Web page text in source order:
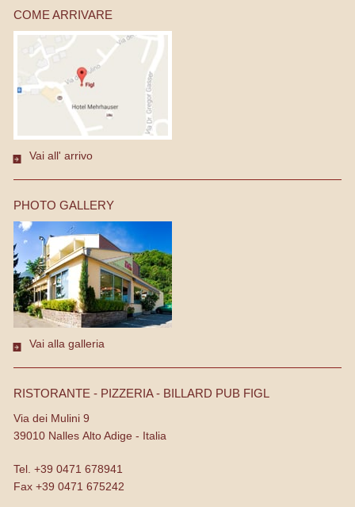
COME ARRIVARE
Vai all' arrivo
PHOTO GALLERY
Vai alla galleria
RISTORANTE - PIZZERIA - BILLARD PUB FIGL
Via dei Mulini 9
39010 Nalles Alto Adige - Italia
Tel. +39 0471 678941
Fax+39 0471 675242